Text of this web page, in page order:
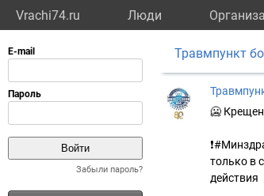
Vrachi74.ru Люди
Забыли пароль?
Травмпункт
🥶
только в
действия